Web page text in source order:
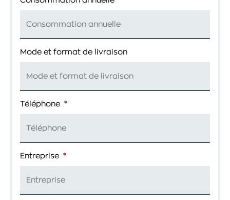
Mode et format de livraison
Téléphone *
Entreprise *